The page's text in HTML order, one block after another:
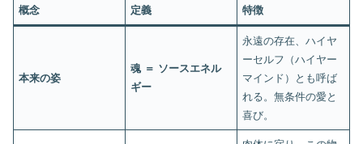
概念 定義 特徴
本来の姿
魂 ＝ ソースエネル
ギー
永遠の存在、ハイヤ
ーセルフ（ハイヤー
マインド）とも呼ば
れる。無条件の愛と
喜び。